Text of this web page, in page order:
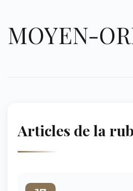
MOYEN-
Articles de la